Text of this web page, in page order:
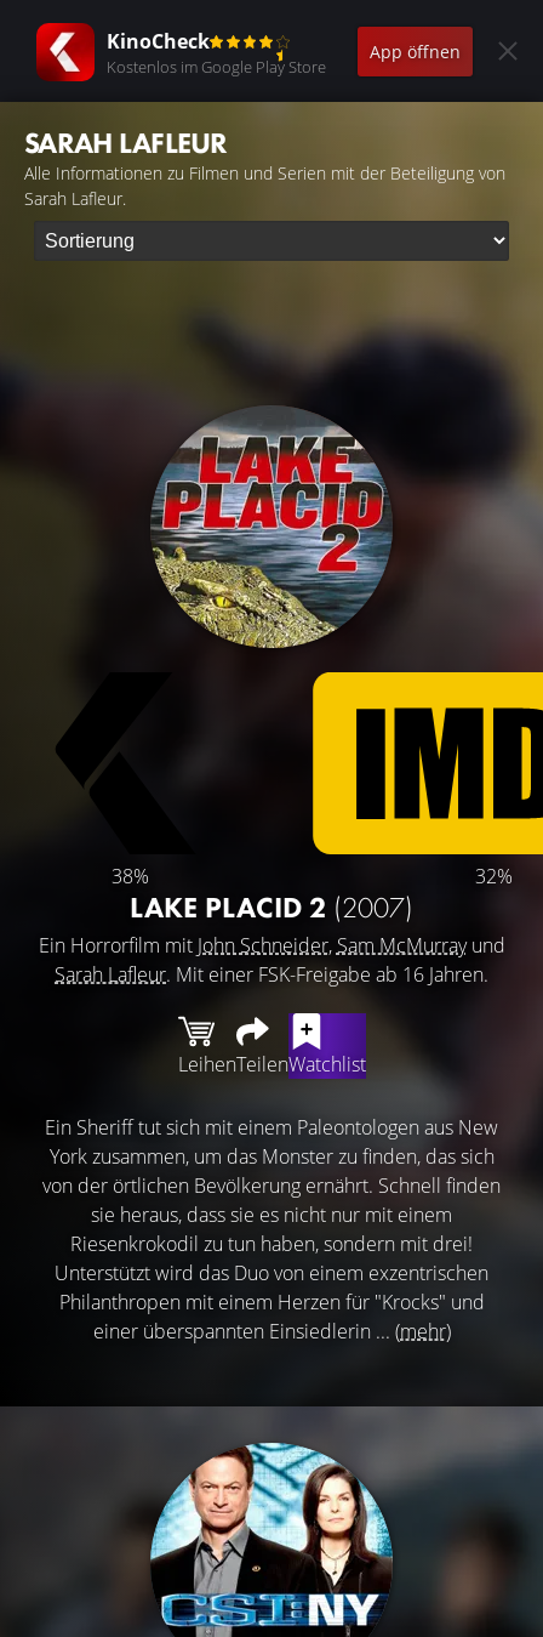
KinoCheck
Kostenlos im Google Play Store
App öffnen
SARAH LAFLEUR
Alle Informationen zu Filmen und Serien mit der Beteiligung von
Sarah Lafleur.
38% 32%
LAKE PLACID 2 (2007)
Ein Horrorfilm mit John Schneider, Sam McMurrayund
Sarah Lafleur. Mit einer FSK-Freigabe ab 16 Jahren.
LeihenTeilenWatchlist
Ein Sheriff tut sich mit einem Paleontologen aus New
York zusammen, um das Monster zu finden, das sich
von der örtlichen Bevölkerung ernährt. Schnell finden
sie heraus, dass sie es nicht nur mit einem
Riesenkrokodil zu tun haben, sondern mit drei!
Unterstützt wird das Duo von einem exzentrischen
Philanthropen mit einem Herzen für "Krocks" und
einer überspannten Einsiedlerin ... (mehr)